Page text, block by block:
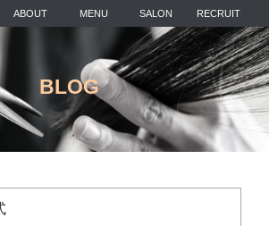
ABOUT MENU SALON RECRUIT
BLOG